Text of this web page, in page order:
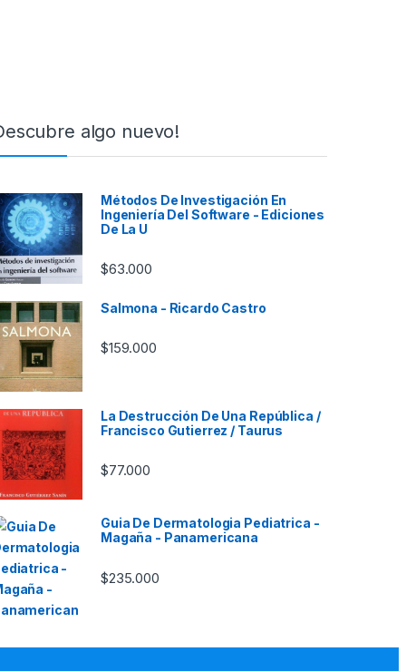
algo nuevo!
Métodos De Investigación En
Ingeniería Del Software - Ediciones
De La U
$63.000
Salmona - Ricardo Castro
$159.000
La Destrucción De Una República /
Francisco Gutierrez / Taurus
$77.000
Guia De Dermatologia Pediatrica -
Magaña - Panamericana
$235.000